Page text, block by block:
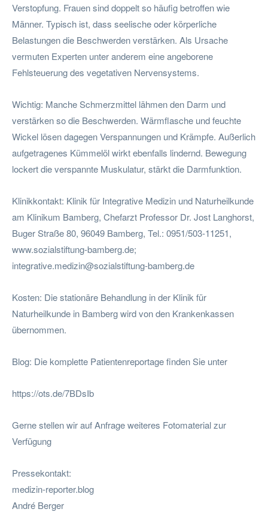
Verstopfung. Frauen sind doppelt so häufig betroffen wie
Männer. Typisch ist, dass seelische oder körperliche
Belastungen die Beschwerden verstärken. Als Ursache
vermuten Experten unter anderem eine angeborene
Fehlsteuerung des vegetativen Nervensystems.
Wichtig: Manche Schmerzmittel lähmen den Darm und
verstärken so die Beschwerden. Wärmflasche und feuchte
Wickel lösen dagegen Verspannungen und Krämpfe. Außerlich
aufgetragenes Kümmelöl wirkt ebenfalls lindernd. Bewegung
lockert die verspannte Muskulatur, stärkt die Darmfunktion.
Klinikkontakt: Klinik für Integrative Medizin und Naturheilkunde
am Klinikum Bamberg, Chefarzt Professor Dr. Jost Langhorst,
Buger Straße 80, 96049 Bamberg, Tel.: 0951/503-11251,
www.sozialstiftung-bamberg.de;
integrative.medizin@sozialstiftung-bamberg.de
Kosten: Die stationäre Behandlung in der Klinik für
Naturheilkunde in Bamberg wird von den Krankenkassen
übernommen.
Blog: Die komplette Patientenreportage finden Sie unter
https://ots.de/7BDsIb
Gerne stellen wir auf Anfrage weiteres Fotomaterial zur
Verfügung
Pressekontakt:
medizin-reporter.blog
André Berger